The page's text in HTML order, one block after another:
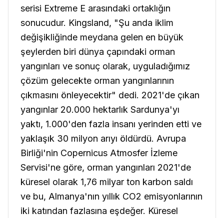
serisi Extreme E arasındaki ortaklığın
sonucudur. Kingsland, "Şu anda iklim
değişikliğinde meydana gelen en büyük
şeylerden biri dünya çapındaki orman
yangınları ve sonuç olarak, uyguladığımız
çözüm gelecekte orman yangınlarının
çıkmasını önleyecektir" dedi. 2021'de çıkan
yangınlar 20.000 hektarlık Sardunya'yı
yaktı, 1.000'den fazla insanı yerinden etti ve
yaklaşık 30 milyon arıyı öldürdü. Avrupa
Birliği'nin Copernicus Atmosfer İzleme
Servisi'ne göre, orman yangınları 2021'de
küresel olarak 1,76 milyar ton karbon saldı
ve bu, Almanya'nın yıllık CO2 emisyonlarının
iki katından fazlasına eşdeğer. Küresel